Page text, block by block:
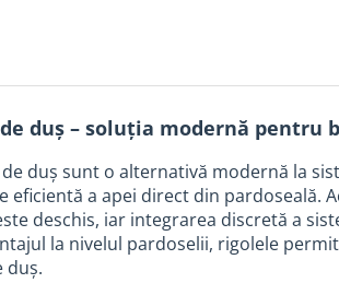
duș – soluția modernă pentru
de duș sunt o alternativă modernă la
eficientă a apei direct din pardoseală.
deschis, iar integrarea discretă a
la nivelul pardoselii, rigolele
duș.